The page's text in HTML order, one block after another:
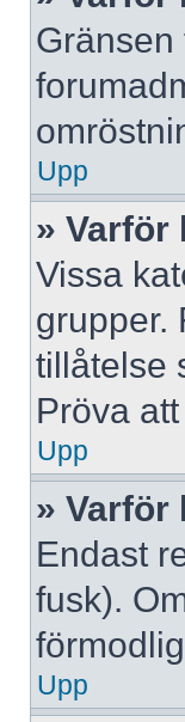
Upp
» Varför
Vissa
grupper.
tillåtelse
Pröva
Upp
» Varför
Endast
fusk).
Upp